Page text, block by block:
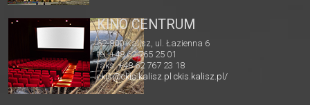
KINO CENTRUM
62-800 Kalisz, ul. Łazienna 6
tel. +48 62 765 25 01
faks. +48 62 767 23 18
ckis@ckis.kalisz.pl ckis.kalisz.pl/